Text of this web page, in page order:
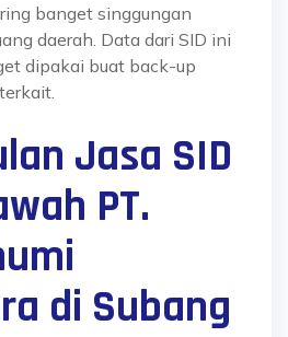
banget singgungan
daerah. Data dari SID ini
dipakai buat back-up
Jasa SID
PT.
di Subang